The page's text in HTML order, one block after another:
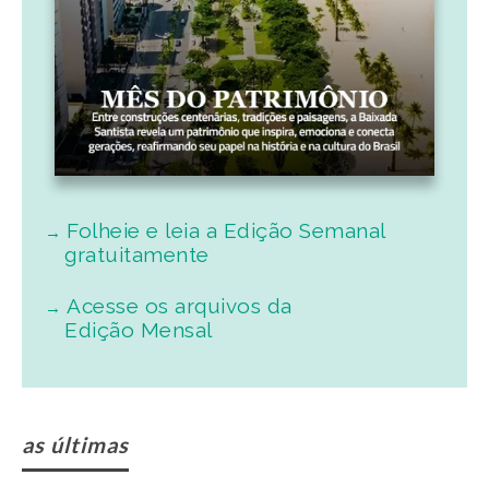
Folheie e leia a Edição Semanal
gratuitamente
Acesse os arquivos da
Edição Mensal
as últimas